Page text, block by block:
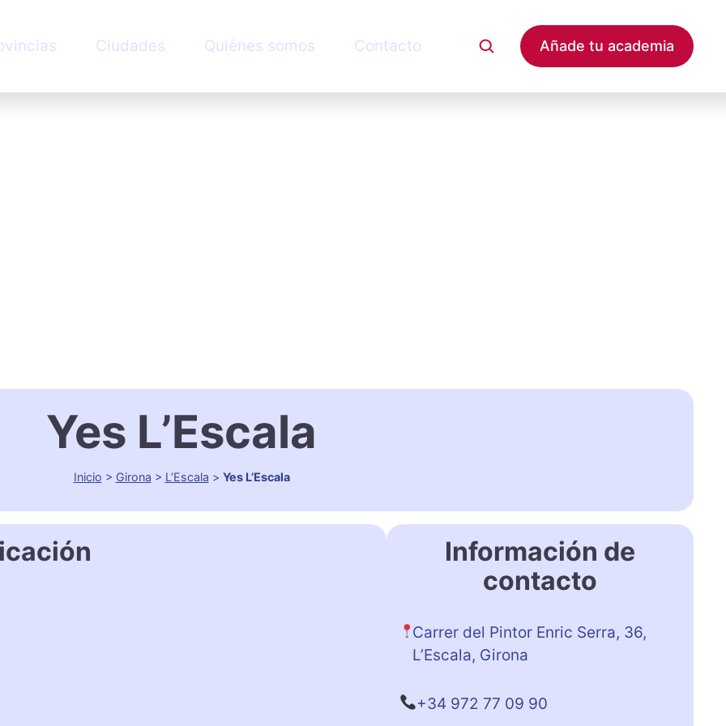
Ciudades Quiénes somos Contacto Añade tu academia
Yes L’Escala
Inicio > Girona > L’Escala > Yes L’Escala
Información de
contacto
Carrer del Pintor Enric Serra, 36,
L’Escala, Girona
+34 972 77 09 90